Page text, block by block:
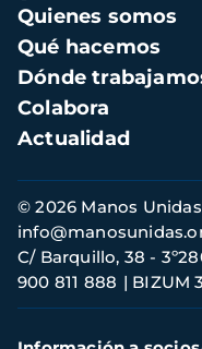
Navegación
principal
Quienes somos
Qué hacemos
Dónde
Colabora
Actualidad
Información
de
contacto
© 2026 Manos Unidas
C/ Barquillo, 38 -
900 811 888
BIZUM